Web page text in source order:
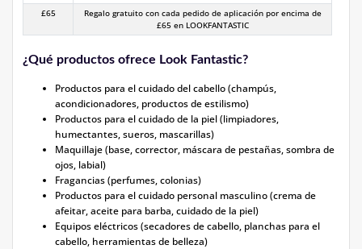
£65
Regalo gratuito con cada pedido de aplicación por encima de
£65 en LOOKFANTASTIC
¿Qué productos ofrece Look Fantastic?
Productos para el cuidado del cabello (champús,
acondicionadores, productos de estilismo)
Productos para el cuidado de la piel (limpiadores,
humectantes, sueros, mascarillas)
Maquillaje (base, corrector, máscara de pestañas, sombra de
ojos, labial)
Fragancias (perfumes, colonias)
Productos para el cuidado personal masculino (crema de
afeitar, aceite para barba, cuidado de la piel)
Equipos eléctricos (secadores de cabello, planchas para el
cabello, herramientas de belleza)